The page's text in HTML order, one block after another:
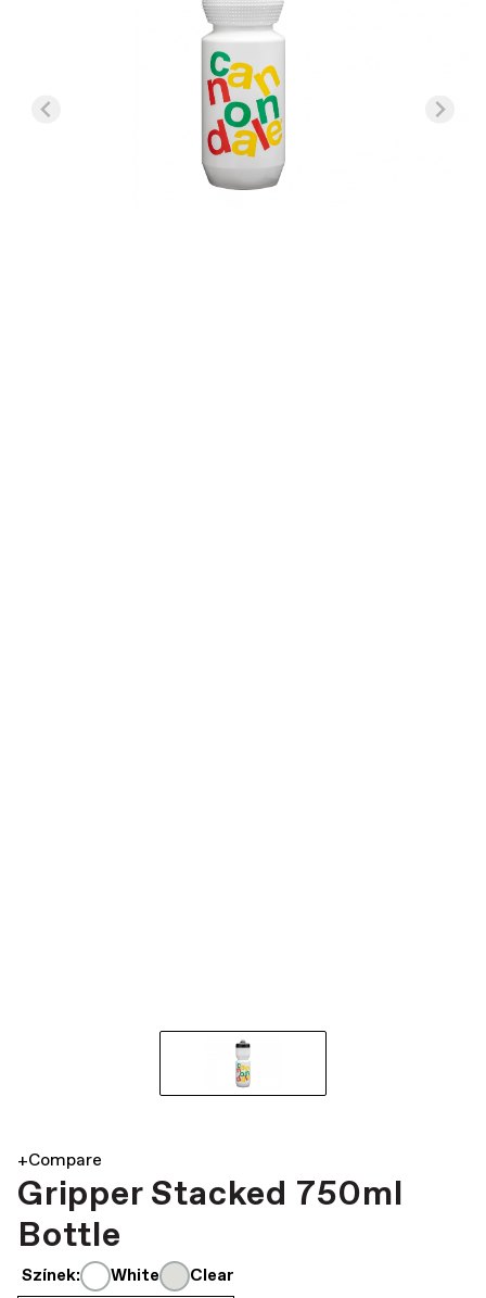
+Compare
Gripper Stacked 750ml
Bottle
Színek: White Clear